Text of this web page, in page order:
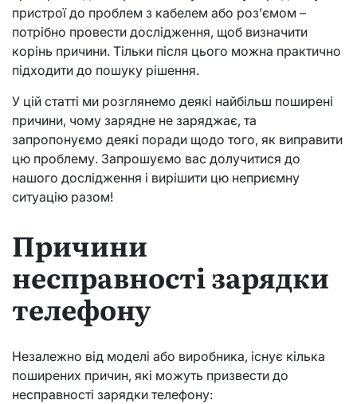
пристрої до проблем з кабелем або роз’ємом –
потрібно провести дослідження, щоб визначити
корінь причини. Тільки після цього можна практично
підходити до пошуку рішення.
У цій статті ми розглянемо деякі найбільш поширені
причини, чому зарядне не заряджає, та
запропонуємо деякі поради щодо того, як виправити
цю проблему. Запрошуємо вас долучитися до
нашого дослідження і вирішити цю неприємну
ситуацію разом!
Причини
несправності зарядки
телефону
Незалежно від моделі або виробника, існує кілька
поширених причин, які можуть призвести до
несправності зарядки телефону: